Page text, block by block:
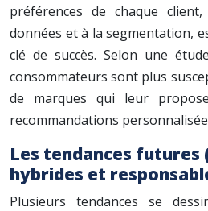
préférences de chaque
données et à la segmentation,
clé de succès. Selon une
consommateurs sont plus
de marques qui leur
recommandations
Les tendances futures
hybrides et
Plusieurs tendances se